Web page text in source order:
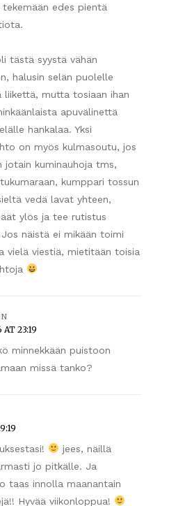
tekemään edes pientä
tästä syystä vähän
halusin selän puolelle
liikettä, mutta tosiaan ihan
apuvälinettä
hankalaa. Yksi
on myös kulmasoutu, jos
jotain kuminauhoja tms,
kumppari tossun
vedä lavat yhteen,
ylös ja tee rutistus
näistä ei mikään toimi
vielä viestiä, mietitään toisia
AT 23:19
minnekkään puistoon
missä tanko?
jees, näillä
jo pitkälle. Ja
taas innolla maanantain
Hyvää viikonloppua!